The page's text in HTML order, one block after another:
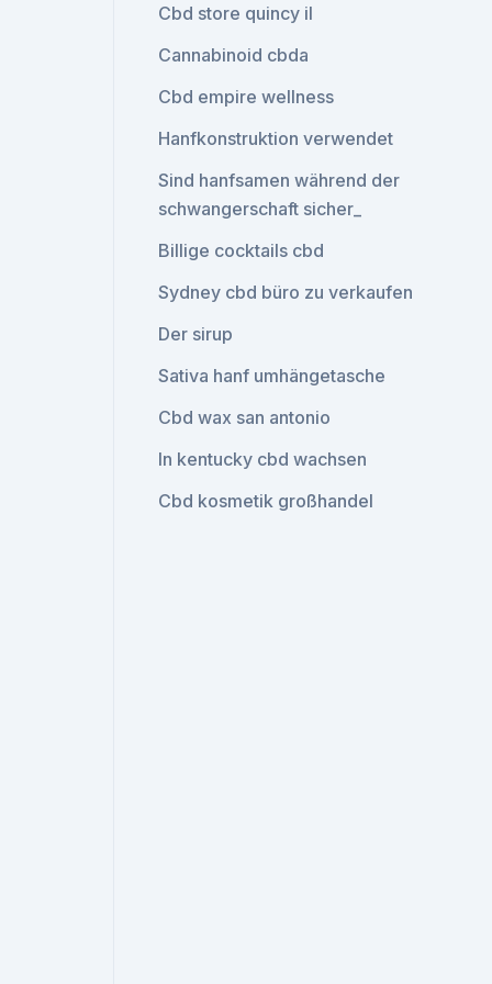
Cbd store quincy il
Cannabinoid cbda
Cbd empire wellness
Hanfkonstruktion verwendet
Sind hanfsamen während der
schwangerschaft sicher_
Billige cocktails cbd
Sydney cbd büro zu verkaufen
Der sirup
Sativa hanf umhängetasche
Cbd wax san antonio
In kentucky cbd wachsen
Cbd kosmetik großhandel